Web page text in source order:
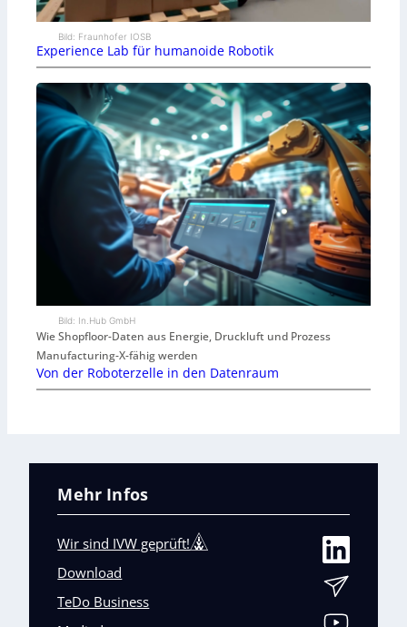
Bild: Fraunhofer IOSB
Experience Lab für humanoide Robotik
Bild: In.Hub GmbH
Wie Shopfloor-Daten aus Energie, Druckluft und Prozess
Manufacturing-X-fähig werden
Von der Roboterzelle in den Datenraum
Mehr Infos
Wir sind IVW geprüft!
Download
TeDo Business